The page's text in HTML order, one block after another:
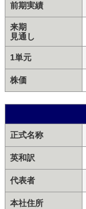
前期実績
来期
見通し
1単元
株価
正式名称
英和訳
代表者
本社住所